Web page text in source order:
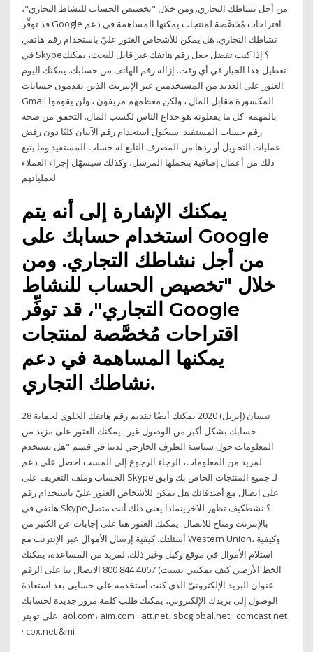
من أجل نشاطك التجاري. ومن خلال "تخصيص الحساب للنشاط التجاري"،
قد توفِّر Google اقتراحات مُخصَّصة لمنتجات يمكنها المساهمة في دعم
نشاطك التجاري. هل يمكن للأشخاص العثور عليّ باستخدام رقم هاتفي
في Skype؟ إذا كنت تفضل جعل رقم هاتفك غير قابل للبحث، يمكنك
تعطيل هذا الخيار في أي وقت. إزالة رقم الهاتف من حسابك. يمكنك اليوم
العثور على العديد من المستخدمين عبر الإنترنت الذين يقدمون حسابات
Gmail المكسورة مقابل المال ، ولكن معظمهم مزيفون ، ولن يقوموا
بالمهمة. كل ما يفعلونه هو خداع الناس لكسب المال. التحقق من صحة
رقم حساب المستفيد. سيحُول استخدام رقم الآيبان كليًا دون رفض
عمليات التحويل أو ردها من المصرف التابع له حساب المستفيد وما يتبع
ذلك من أعمال إضافية يتحملها المرسل، وكذلك سيسهّل إجراء العملاء
لعملياتهم
يمكنك الإشارة إلى أنه يتم
استخدام حسابك على Google
من أجل نشاطك التجاري. ومن
خلال "تخصيص الحساب للنشاط
التجاري"، قد توفِّر Google
اقتراحات مُخصَّصة لمنتجات
يمكنها المساهمة في دعم
نشاطك التجاري.
28 نيسان (إبريل) 2020 يمكنك أيضًا تقديم رقم هاتفك الخلوي لحماية
حسابك بشكل أكبر من الوصول غير . يمكنك العثور على مزيد من
المعلومات حول سياسة الطرف الخارجي لدينا في قسم "هل نستخدم
لمزيد من المعلومات، الرجاء الرجوع إلى المست احصل على دعم
الحساب وملف التعريف على Skype لـ جميع المنتجات الخاص بك وابق
على اتصال مع أصدقائك هل يمكن للأشخاص العثور عليّ باستخدام رقم
هاتفي في Skype؟ نشطكيف تظهر للآخرينماذا يعني ذلك أنت متصل
بالإنترنت ومتاح للاتصال. يمكنك العثور هنا على إجابات عن الكثير من
أسئلتك. كيفية إرسال الأموال عبر الإنترنت مع Western Union، وكيفية
استلام الأموال في موقع وكيل وغير ذلك. لمزيد من المساعدة، يمكنك
الاتصال بنا على الرقم ‎800 844 4067 (الخط الأرضي كيف يمكنني نسيت
عنوان البريد الإلكترونيّ الذي كنت أستخدمه على حسابي بعد استعادة
الوصول إلى بريدك الإلكتروني، يمكنك طلب كلمة مرور جديدة لحسابك
على تويتر. aol.com‏، aim.com · att.net‏، sbcglobal.net · comcast.net
· cox.net &mi